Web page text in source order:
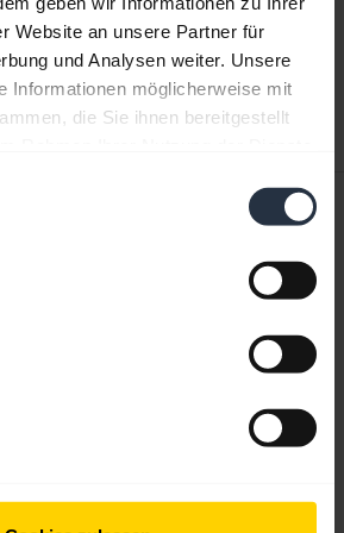
Website an unsere Partner für
und Analysen weiter. Unsere
Informationen möglicherweise mit
die Sie ihnen bereitgestellt
Herunterladen
4.79 MB - pdf
expand_more
für das Produkt aufrufen